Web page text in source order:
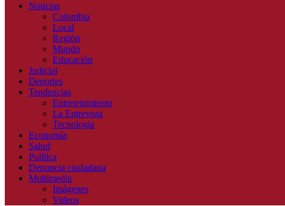
Noticias
Colombia
Local
Región
Mundo
Educación
Judicial
Deportes
Tendencias
Entretenimiento
La Entrevista
Tecnologia
Economía
Salud
Política
Denuncia ciudadana
Multimedia
Imágenes
Videos